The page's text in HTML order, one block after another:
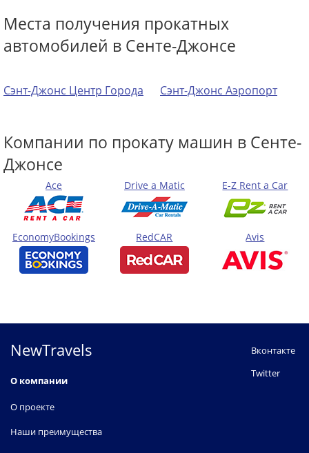
Места получения прокатных
автомобилей в Сенте-Джонсе
Сэнт-Джонс Центр Города Сэнт-Джонс Аэропорт
Компании по прокату машин в Сенте-
Джонсе
Ace Drive a Matic E-Z Rent a Car
EconomyBookings RedCAR Avis
NewTravels
О компании
О проекте
Наши преимущества
Вконтакте
Twitter